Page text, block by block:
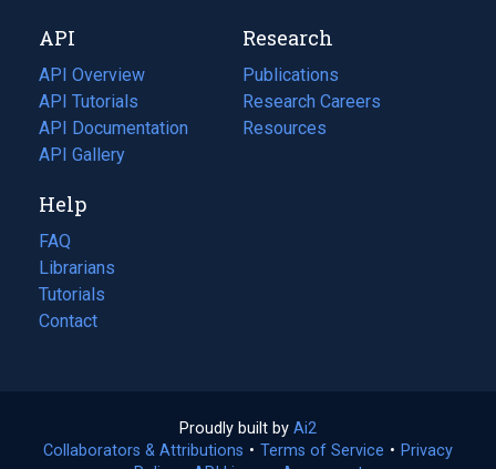
tab)
new
tab)
API
API Overview
API Tutorials
API Documentation
(opens
in
new
tab)
API Gallery
Research
Publications
(opens
in
a
Research Careers
(opens
in
Resources
(opens
Help
FAQ
Librarians
Tutorials
Contact
Proudly built by Ai2
in
Collaborators & Attributions • Terms of Service (opens
• Privacy